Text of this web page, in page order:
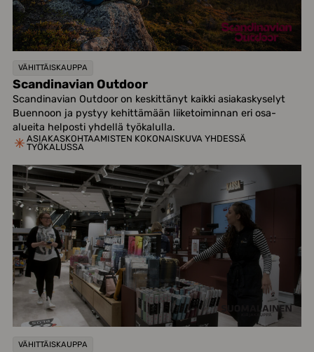
VÄHITTÄISKAUPPA
Scandinavian Outdoor
Scandinavian Outdoor on keskittänyt kaikki asiakaskyselyt
Buennoon ja pystyy kehittämään liiketoiminnan eri osa-
alueita helposti yhdellä työkalulla.
ASIAKASKOHTAAMISTEN KOKONAISKUVA YHDESSÄ
TYÖKALUSSA
VÄHITTÄISKAUPPA